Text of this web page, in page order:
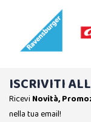
ISCRIVITI
Ricevi Novità,
nella tua email!